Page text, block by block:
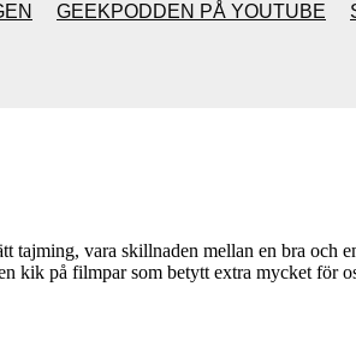
GEEKPODDEN PÅ YOUTUBE
GEEKPODDENS
tajming, vara skillnaden mellan en bra och
kik på filmpar som betytt extra mycket för